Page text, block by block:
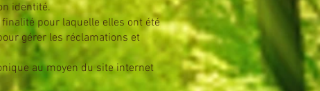
identité.
pour laquelle elles ont été
gérer les réclamations et
au moyen du site internet